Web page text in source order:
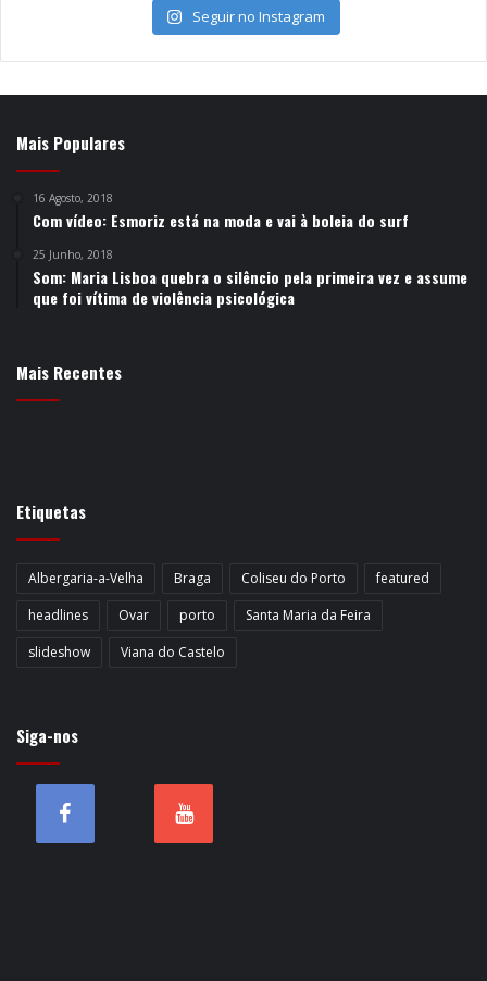
Seguir no Instagram
Mais Populares
16 Agosto, 2018
Com vídeo: Esmoriz está na moda e vai à boleia do surf
25 Junho, 2018
Som: Maria Lisboa quebra o silêncio pela primeira vez e assume
que foi vítima de violência psicológica
Mais Recentes
Etiquetas
Albergaria-a-Velha Braga Coliseu do Porto
featured
headlines
Ovar porto
Santa Maria da Feira
slideshow
Viana do Castelo
Siga-nos